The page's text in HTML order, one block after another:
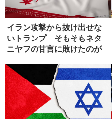
イラン攻撃から抜け出せな
いトランプ そもそもネタ
ニヤフの甘言に敗けたのが